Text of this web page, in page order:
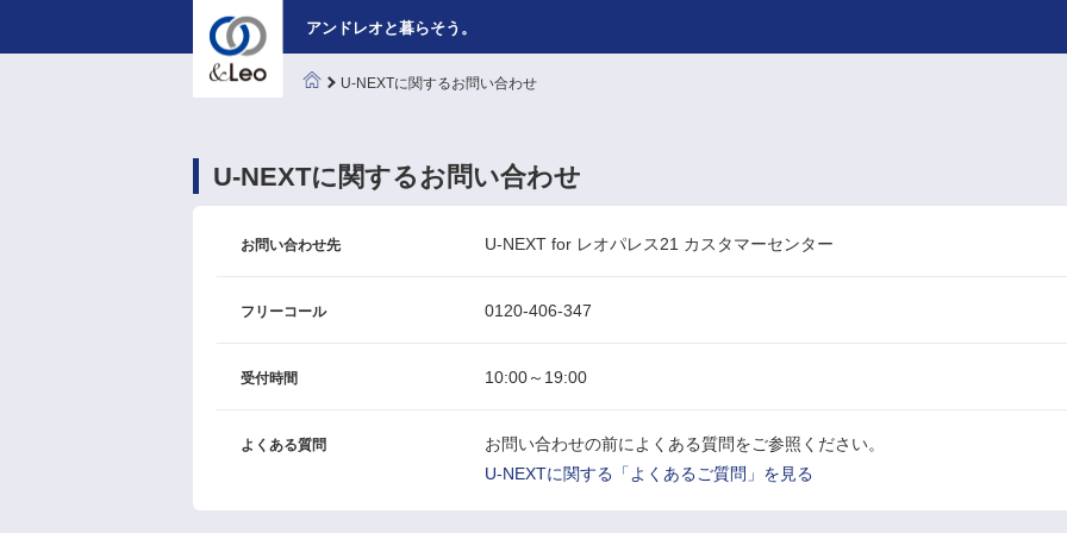
アンドレオと暮らそう。
U-NEXTに関するお問い合わせ
U-NEXTに関するお問い合わせ
お問い合わせ先 U-NEXT for レオパレス21 カスタマーセンター
フリーコール 0120-406-347
受付時間 10:00～19:00
よくある質問
お問い合わせの前によくある質問をご参照ください。
U-NEXTに関する「よくあるご質問」を見る